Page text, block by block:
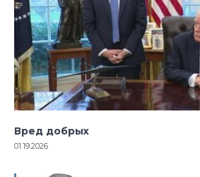
Вред добрых
01.19.2026